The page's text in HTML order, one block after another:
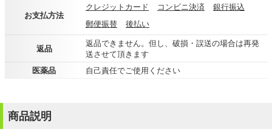
お支払方法
クレジットカード コンビニ決済
銀行振込
郵便振替
後払い
返品
返品できません。但し、破損・誤送の場合は再発
送させて頂きます
医薬品
自己責任でご使用ください
商品説明